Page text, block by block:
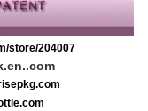
store/204007